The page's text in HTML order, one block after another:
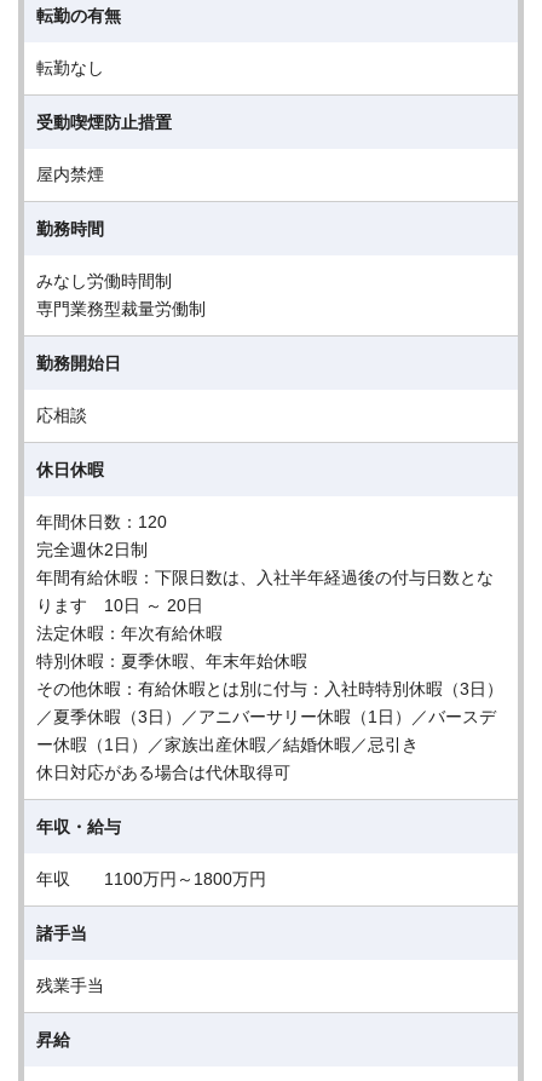
転勤の有無
転勤なし
受動喫煙防止措置
屋内禁煙
勤務時間
みなし労働時間制
専門業務型裁量労働制
勤務開始日
応相談
休日休暇
年間休日数：120
完全週休2日制
年間有給休暇：下限日数は、入社半年経過後の付与日数とな
ります 10日 ～ 20日
法定休暇：年次有給休暇
特別休暇：夏季休暇、年末年始休暇
その他休暇：有給休暇とは別に付与：入社時特別休暇（3日）
／夏季休暇（3日）／アニバーサリー休暇（1日）／バースデ
ー休暇（1日）／家族出産休暇／結婚休暇／忌引き
休日対応がある場合は代休取得可
年収・給与
年収 1100万円～1800万円
諸手当
残業手当
昇給